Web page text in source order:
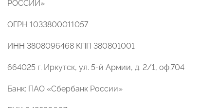
РОССИИ»
ОГРН 1033800011057
ИНН 3808096468 КПП 380801001
664025 г. Иркутск, ул. 5-й Армии, д. 2/1, оф.704
Банк: ПАО «Сбербанк России»